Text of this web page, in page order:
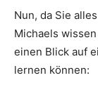
Nun, da Sie
Michaels
einen Blick auf
lernen können: